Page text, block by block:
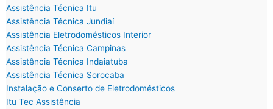
Assistência Técnica Itu
Assistência Técnica Jundiaí
Assistência Eletrodomésticos Interior
Assistência Técnica Campinas
Assistência Técnica Indaiatuba
Assistência Técnica Sorocaba
Instalação e Conserto de Eletrodomésticos
Itu Tec Assistência